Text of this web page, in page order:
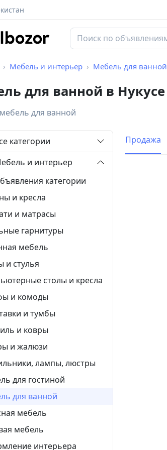
Мебель и интерьер Мебель для ванной
для ванной в Нукусе
для ванной
Продажа
категории
и интерьер
категории
и кресла
и матрасы
гарнитуры
мебель
и стулья
столы и кресла
и комоды
и тумбы
и ковры
и жалюзи
лампы, люстры
для гостиной
для ванной
мебель
мебель
интерьера